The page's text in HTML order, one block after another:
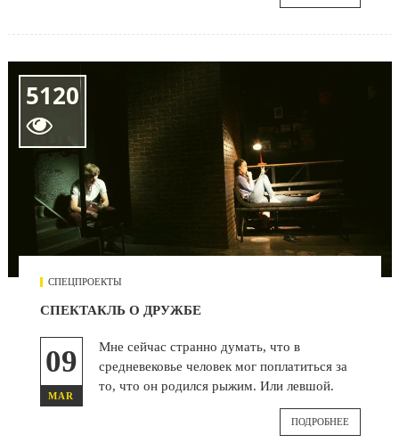
5120

СПЕЦПРОЕКТЫ
СПЕКТАКЛЬ О ДРУЖБЕ
09
MAR
Мне сейчас странно думать, что в
средневековье человек мог поплатиться за
то, что он родился рыжим. Или левшой.
ПОДРОБНЕЕ